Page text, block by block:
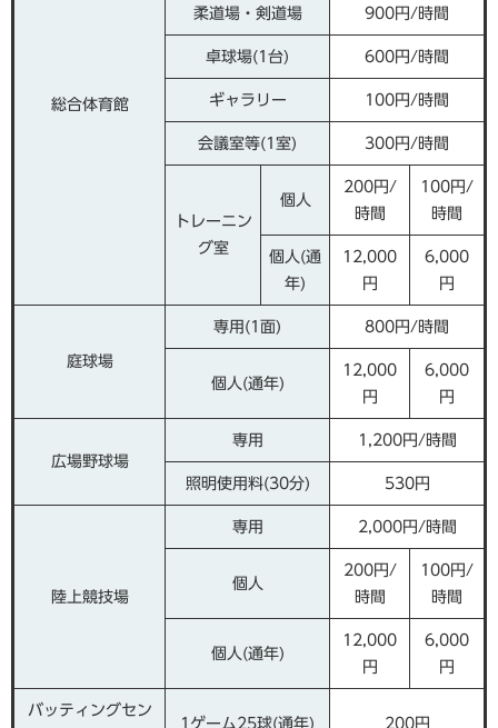
総合体育館
柔道場・剣道場 900円/時間
卓球場(1台) 600円/時間
ギャラリー 100円/時間
会議室等(1室) 300円/時間
トレーニン
グ室
個人
200円/
時間
100円/
時間
個人(通
年)
12,000
円
6,000
円
庭球場
専用(1面) 800円/時間
個人(通年)
12,000
円
6,000
円
広場野球場
専用 1,200円/時間
照明使用料(30分) 530円
陸上競技場
専用 2,000円/時間
個人
200円/
時間
100円/
時間
個人(通年)
12,000
円
6,000
円
バッティングセン
1ゲーム25球(通年) 200円